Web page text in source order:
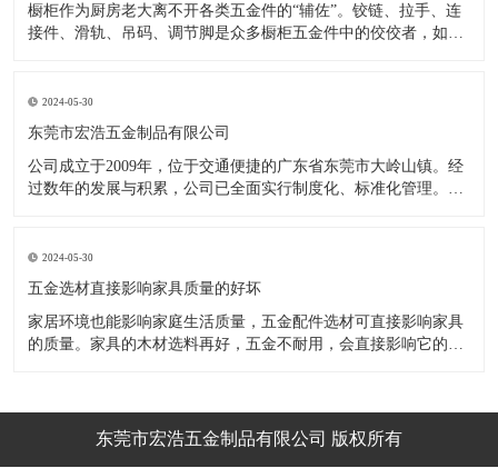
橱柜作为厨房老大离不开各类五金件的“辅佐”。铰链、拉手、连
接件、滑轨、吊码、调节脚是众多橱柜五金件中的佼佼者，如果
调节脚，橱柜就像得了“软骨症”，站都站不直……五花八门的橱
柜五金件好
2024-05-30
东莞市宏浩五金制品有限公司
公司成立于2009年，位于交通便捷的广东省东莞市大岭山镇。经
过数年的发展与积累，公司已全面实行制度化、标准化管理。从
的改造创新，设计制造了一系列更加新颖、美观、更具时代潮流
的新
2024-05-30
五金选材直接影响家具质量的好坏
家居环境也能影响家庭生活质量，五金配件选材可直接影响家具
的质量。家具的木材选料再好，五金不耐用，会直接影响它的使
金、铝合金等。不同五金的加工工艺不同：钳工、表面涂覆处
理、焊接、机械加东莞市宏浩五金制品有限公司 版权所有